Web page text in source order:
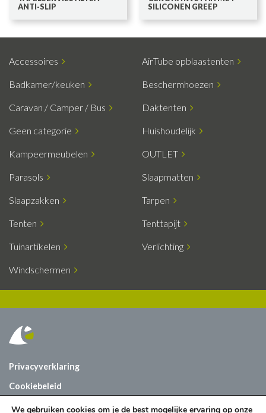
ANTI-SLIP
SILICONEN GREEP
Accessoires AirTube opblaastenten
Badkamer/keuken Beschermhoezen
Caravan / Camper / Bus Daktenten
Geen categorie Huishoudelijk
Kampeermeubelen OUTLET
Parasols Slaapmatten
Slaapzakken Tarpen
Tenten Tenttapijt
Tuinartikelen Verlichting
Windschermen
Privacyverklaring
Cookiebeleid
Vacatures
We gebruiken cookies om je de best mogelijke ervaring op onze